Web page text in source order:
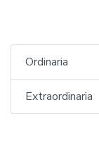
Ordinaria
Extraordinaria